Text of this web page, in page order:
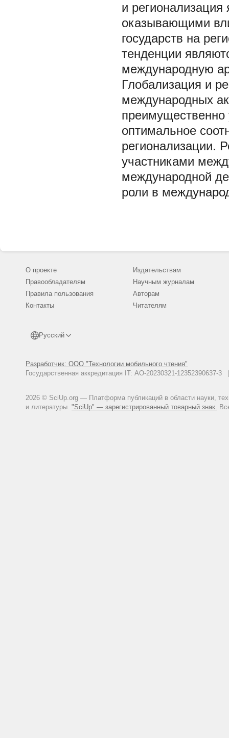
и
оказывающими
государств на
тенденции
международную
Глобализация и
международных
преимущественно
оптимальное
регионализации.
участниками
международной
роли в
О проекте
Правообладателям
Правила пользования
Контакты
Русский
Разработчик: ООО "Технологии мобильного чтения"
Государственная аккредитация IT: АО-20230321-
2026 © SciUp.org — Платформа публикаций в области науки,
и литературы. "SciUp" — зарегистрированный товарный знак.
Издательствам
Научным журналам
Авторам
Читателям